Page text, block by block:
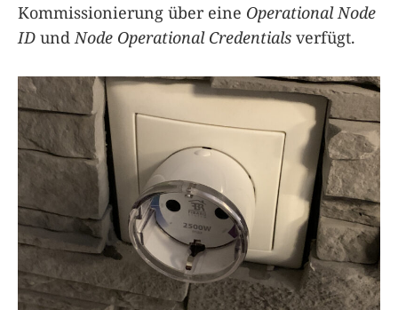
Kommissionierung über eine Operational Node
ID undNode Operational Credentials verfügt.